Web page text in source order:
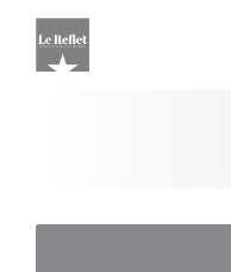
Πίνακας διαχείρισης